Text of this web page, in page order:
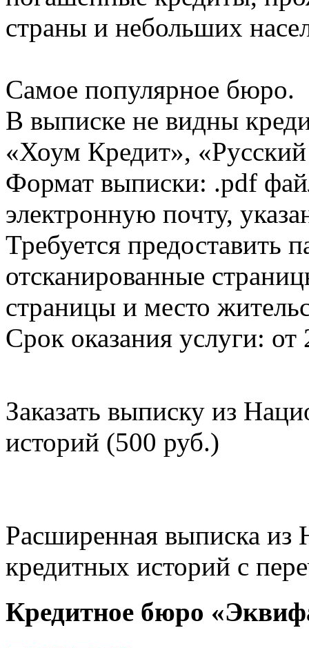
страны и небольших
Самое популярное бюро.
В выписке не видны
«Хоум Кредит»,
Формат выписки: .pdf
электронную почту,
Требуется предоставить
отсканированные
страницы и место
Срок оказания услуги: от
Заказать выписку из
историй (500 руб.)
Расширенная выписка из
кредитных историй с
Кредитное бюро